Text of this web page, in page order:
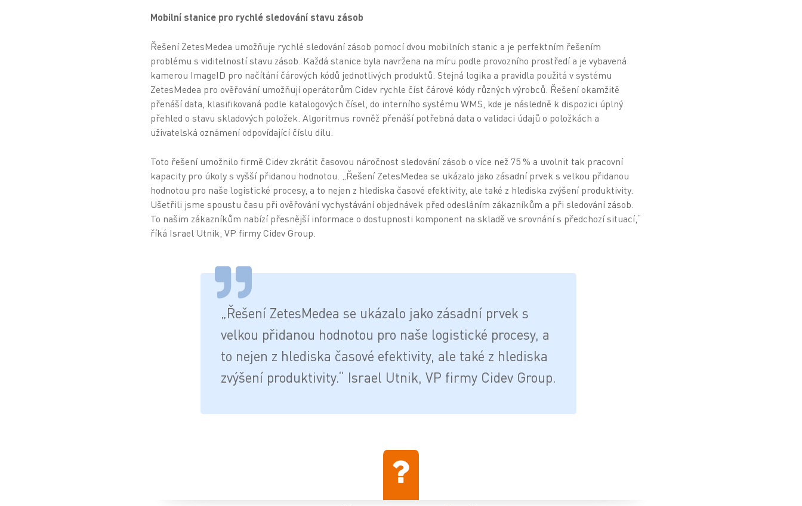
Mobilní stanice pro rychlé sledování stavu zásob
Řešení ZetesMedea umožňuje rychlé sledování zásob pomocí dvou mobilních stanic a je perfektním řešením
problému s viditelností stavu zásob. Každá stanice byla navržena na míru podle provozního prostředí a je vybavená
kamerou ImageID pro načítání čárových kódů jednotlivých produktů. Stejná logika a pravidla použitá v systému
ZetesMedea pro ověřování umožňují operátorům Cidev rychle číst čárové kódy různých výrobců. Řešení okamžitě
přenáší data, klasifikovaná podle katalogových čísel, do interního systému WMS, kde je následně k dispozici úplný
přehled o stavu skladových položek. Algoritmus rovněž přenáší potřebná data o validaci údajů o položkách a
uživatelská oznámení odpovídající číslu dílu.
Toto řešení umožnilo firmě Cidev zkrátit časovou náročnost sledování zásob o více než 75 % a uvolnit tak pracovní
kapacity pro úkoly s vyšší přidanou hodnotou. „Řešení ZetesMedea se ukázalo jako zásadní prvek s velkou přidanou
hodnotou pro naše logistické procesy, a to nejen z hlediska časové efektivity, ale také z hlediska zvýšení produktivity.
Ušetřili jsme spoustu času při ověřování vychystávání objednávek před odesláním zákazníkům a při sledování zásob.
To našim zákazníkům nabízí přesnější informace o dostupnosti komponent na skladě ve srovnání s předchozí situací,“
říká Israel Utnik, VP firmy Cidev Group.
„Řešení ZetesMedea se ukázalo jako zásadní prvek s
velkou přidanou hodnotou pro naše logistické procesy, a
to nejen z hlediska časové efektivity, ale také z hlediska
zvýšení produktivity.“ Israel Utnik, VP firmy Cidev Group.